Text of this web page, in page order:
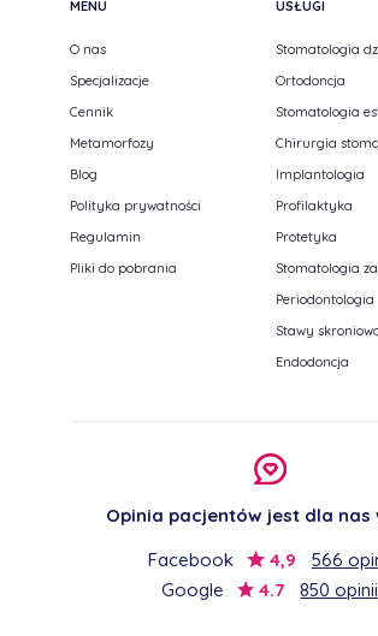
MENU
O nas
Specjalizacje
Cennik
Metamorfozy
Blog
Polityka prywatności
Regulamin
Pliki do pobrania
USŁUGI
Stomatologia
Ortodoncja
Stomatologia
Chirurgia
Implantologia
Profilaktyka
Protetyka
Stomatologia
Periodontologia
Stawy
Endodoncja
Opinia pacjentów jest dla nas
Facebook
4,9
566
Google
4.7 850 opinii